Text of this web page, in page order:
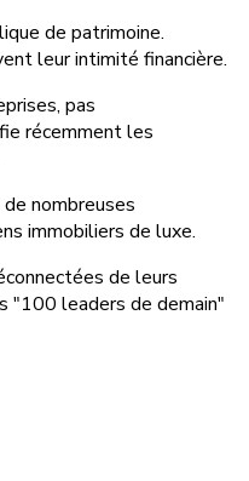
de patrimoine.
leur intimité financière.
pas
récemment les
nombreuses
immobiliers de luxe.
de leurs
"100 leaders de demain"